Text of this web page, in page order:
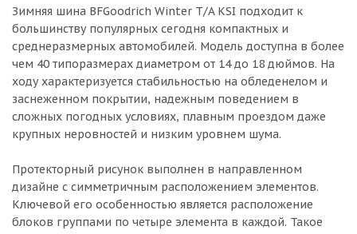
Зимняя шина BFGoodrich Winter T/A KSI подходит к
большинству популярных сегодня компактных и
среднеразмерных автомобилей. Модель доступна в более
чем 40 типоразмерах диаметром от 14 до 18 дюймов. На
ходу характеризуется стабильностью на обледенелом и
заснеженном покрытии, надежным поведением в
сложных погодных условиях, плавным проездом даже
крупных неровностей и низким уровнем шума.
Протекторный рисунок выполнен в направленном
дизайне с симметричным расположением элементов.
Ключевой его особенностью является расположение
блоков группами по четыре элемента в каждой. Такое